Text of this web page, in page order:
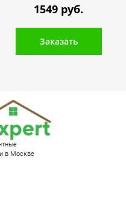
1549 руб.
Заказать
в Москве